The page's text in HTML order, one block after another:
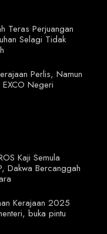
Teras Perjuangan
Selagi Tidak
Perlis, Namun
Negeri
Kaji Semula
Dakwa Bercanggah
Kerajaan 2025
buka pintu